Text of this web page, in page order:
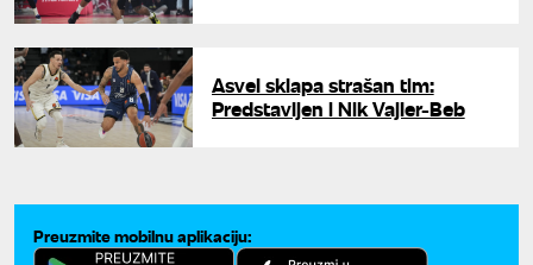
Asvel sklapa strašan tim:
Predstavljen i Nik Vajler-Beb
Preuzmite mobilnu aplikaciju: